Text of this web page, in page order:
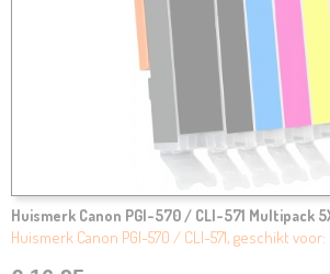
Huismerk Canon PGI-570 / CLI-571 Multipack
Huismerk Canon PGI-570 / CLI-571, geschikt voor: